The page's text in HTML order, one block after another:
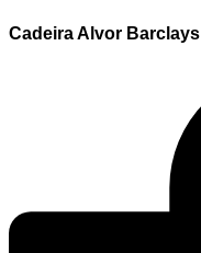
Cadeira Alvor Barclays